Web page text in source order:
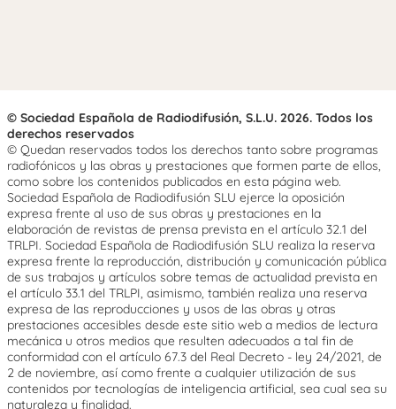
© Sociedad Española de Radiodifusión, S.L.U. 2026. Todos los
derechos reservados
© Quedan reservados todos los derechos tanto sobre programas
radiofónicos y las obras y prestaciones que formen parte de ellos,
como sobre los contenidos publicados en esta página web.
Sociedad Española de Radiodifusión SLU ejerce la oposición
expresa frente al uso de sus obras y prestaciones en la
elaboración de revistas de prensa prevista en el artículo 32.1 del
TRLPI. Sociedad Española de Radiodifusión SLU realiza la reserva
expresa frente la reproducción, distribución y comunicación pública
de sus trabajos y artículos sobre temas de actualidad prevista en
el artículo 33.1 del TRLPI, asimismo, también realiza una reserva
expresa de las reproducciones y usos de las obras y otras
prestaciones accesibles desde este sitio web a medios de lectura
mecánica u otros medios que resulten adecuados a tal fin de
conformidad con el artículo 67.3 del Real Decreto - ley 24/2021, de
2 de noviembre, así como frente a cualquier utilización de sus
contenidos por tecnologías de inteligencia artificial, sea cual sea su
naturaleza y finalidad.